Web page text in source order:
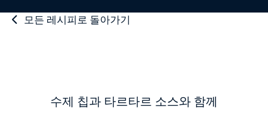
모든 레시피로 돌아가기
수제 칩과 타르타르 소스와 함께